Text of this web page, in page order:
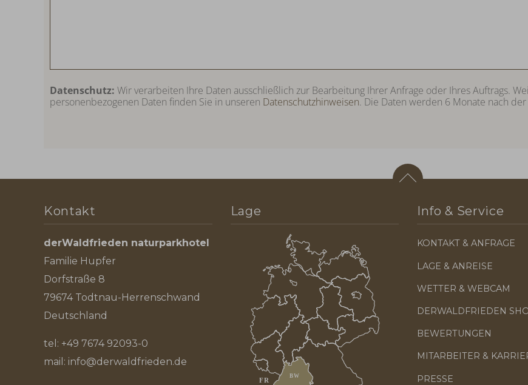
Datenschutz: Wir verarbeiten Ihre Daten ausschließlich zur Bearbeitung Ihrer Anfrage oder Ihres Auftrags.
personenbezogenen Daten finden Sie in unseren Datenschutzhinweisen. Die Daten werden 6 Monate nach
Kontakt
derWaldfrieden naturparkhotel
Familie Hupfer
Dorfstraße 8
79674 Todtnau-Herrenschwand
Deutschland
tel: +49 7674 92093-0
mail: info@derwaldfrieden.de
Lage Info & Service
KONTAKT & ANFRAGE
LAGE & ANREISE
WETTER & WEBCAM
DERWALDFRIEDEN
BEWERTUNGEN
MITARBEITER &
PRESSE